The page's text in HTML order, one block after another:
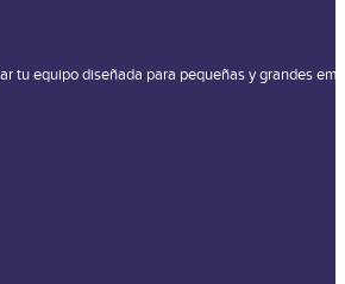
tu equipo diseñada para pequeñas y grandes